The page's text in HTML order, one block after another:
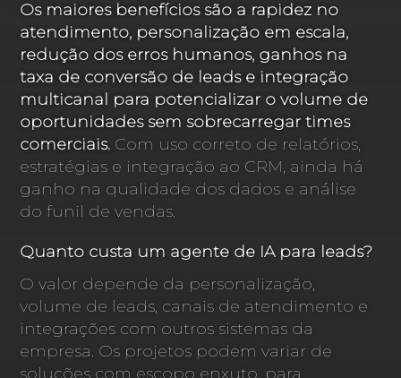
Os maiores benefícios são a rapidez no
atendimento, personalização em escala,
redução dos erros humanos, ganhos na
taxa de conversão de leads e integração
multicanal para potencializar o volume de
oportunidades sem sobrecarregar times
comerciais. Com uso correto de relatórios,
estratégias e integração ao CRM, ainda há
ganho na qualidade dos dados e análise
do funil de vendas.
Quanto custa um agente de IA para leads?
O valor depende da personalização,
volume de leads, canais de atendimento e
integrações com outros sistemas da
empresa. Os projetos podem variar de
soluções com escopo enxuto, para